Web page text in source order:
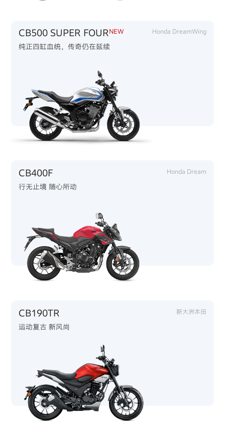
CB500 SUPER FOUR NEW Honda DreamWing
纯正四缸血统，传奇仍在延续
CB400F Honda Dream
行无止境 随心所动
CB190TR 新大洲本田
运动复古 新风尚